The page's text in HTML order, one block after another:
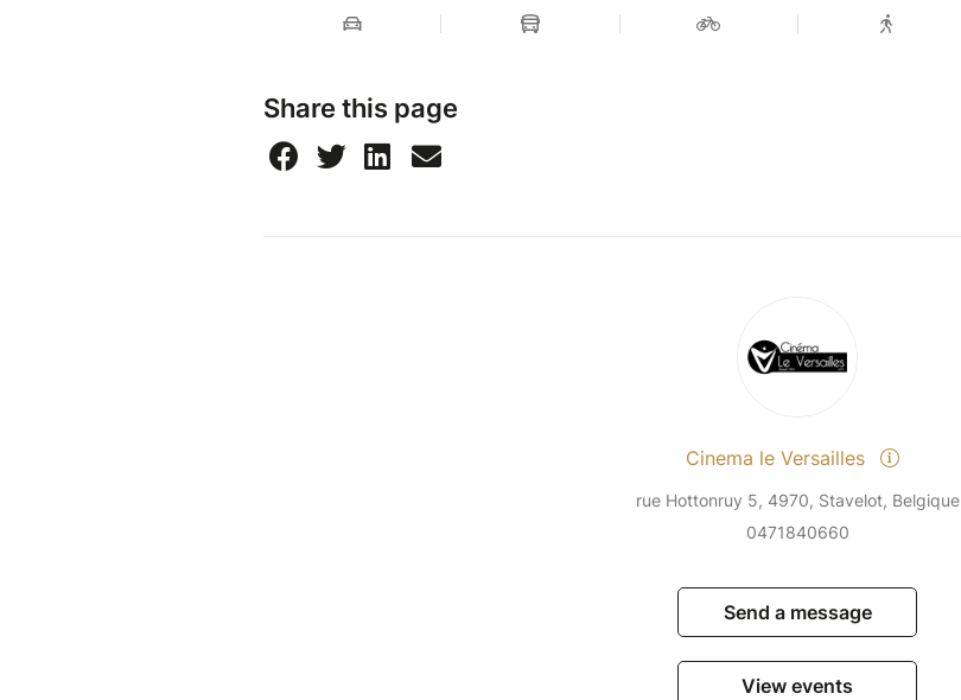
Share this page
Cinema le Versailles
rue Hottonruy 5, 4970, Stavelot, Belgique
0471840660
Send a message
View events